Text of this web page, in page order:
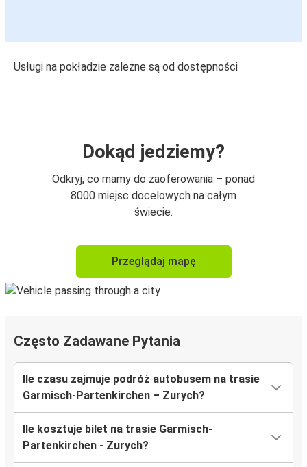
Usługi na pokładzie zależne są od dostępności
Dokąd jedziemy?
Odkryj, co mamy do zaoferowania – ponad
8000 miejsc docelowych na całym
świecie.
Przeglądaj mapę
Często Zadawane Pytania
Ile czasu zajmuje podróż autobusem na trasie
Garmisch-Partenkirchen – Zurych?
Ile kosztuje bilet na trasie Garmisch-
Partenkirchen - Zurych?